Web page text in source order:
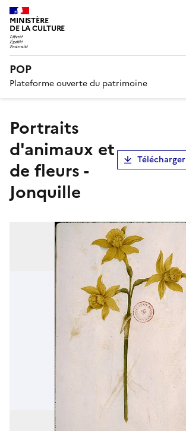
MINISTÈRE
DE LA CULTURE
POP
Plateforme ouverte du patrimoine
Portraits
d'animaux et
de fleurs -
Jonquille
Télécharger